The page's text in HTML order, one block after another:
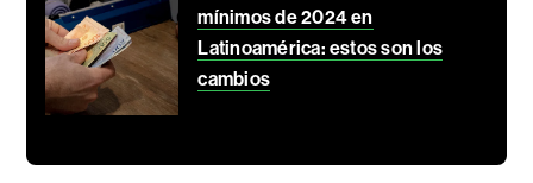
mínimos de 2024 en
Latinoamérica: estos son los
cambios